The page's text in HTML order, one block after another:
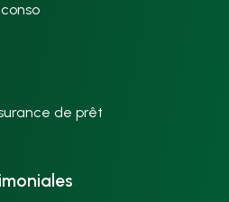
de prêt